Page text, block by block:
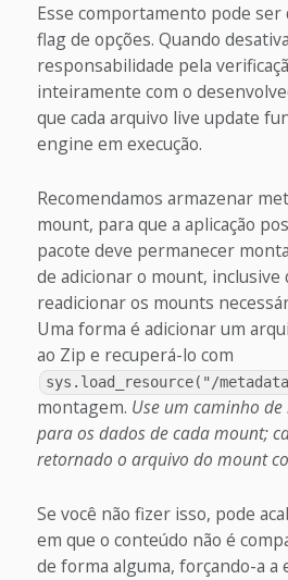
Esse comportamento pode ser
flag de opções. Quando
responsabilidade pela
inteiramente com o
que cada arquivo live update
engine em execução.
Recomendamos armazenar
mount, para que a aplicação
pacote deve permanecer
de adicionar o mount, inclusive
readicionar os mounts
Uma forma é adicionar um
ao Zip e recuperá-lo com
sys.load_resource("/
montagem. Use um caminho de
para os dados de cada mount;
retornado o arquivo do mount
Se você não fizer isso, pode
em que o conteúdo não é
de forma alguma, forçando-a a